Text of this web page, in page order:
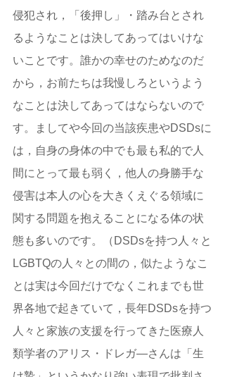
侵犯され，「後押し」・踏み台とされ
るようなことは決してあってはいけな
いことです。誰かの幸せのためなのだ
から，お前たちは我慢しろというよう
なことは決してあってはならないので
す。ましてや今回の当該疾患やDSDsに
は，自身の身体の中でも最も私的で人
間にとって最も弱く，他人の身勝手な
侵害は本人の心を大きくえぐる領域に
関する問題を抱えることになる体の状
態も多いのです。（DSDsを持つ人々と
LGBTQの人々との間の，似たようなこ
とは実は今回だけでなくこれまでも世
界各地で起きていて，長年DSDsを持つ
人々と家族の支援を行ってきた医療人
類学者のアリス・ドレガ―さんは「生